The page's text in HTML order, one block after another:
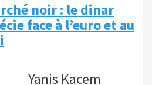
noir : le dinar
face à l’euro et au
Yanis Kacem